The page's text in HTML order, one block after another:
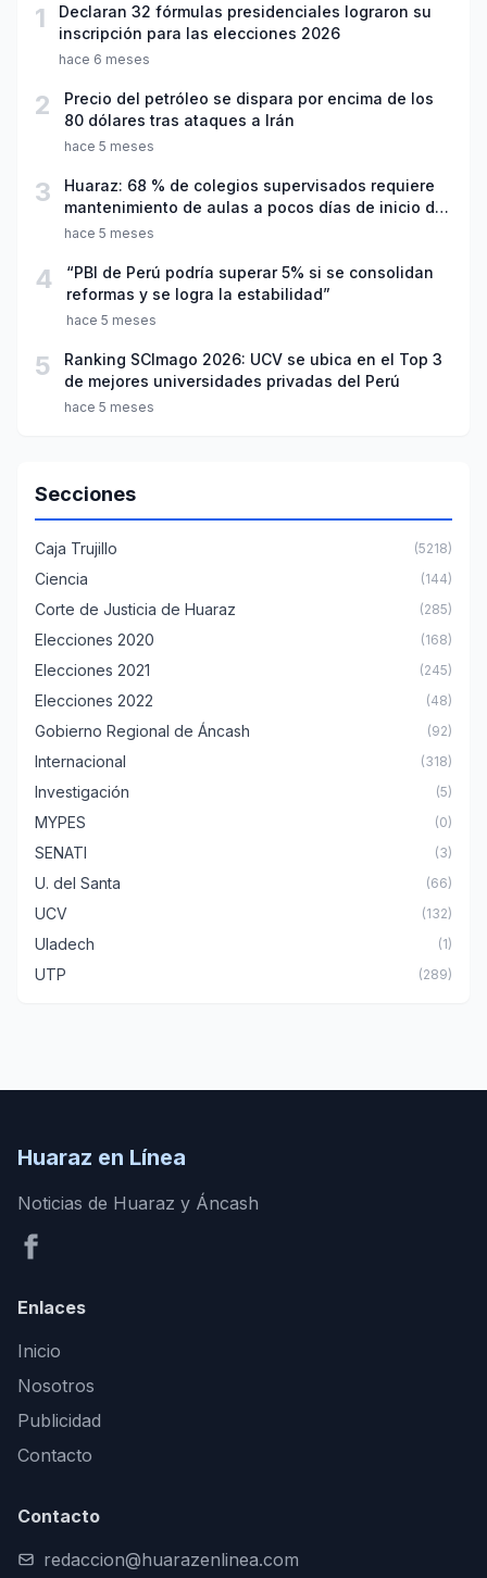
1
Declaran 32 fórmulas presidenciales lograron su
inscripción para las elecciones 2026
hace 6 meses
2
Precio del petróleo se dispara por encima de los
80 dólares tras ataques a Irán
hace 5 meses
3
Huaraz: 68 % de colegios supervisados requiere
mantenimiento de aulas a pocos días de inicio del
año escolar 2026
hace 5 meses
4
“PBI de Perú podría superar 5% si se consolidan
reformas y se logra la estabilidad”
hace 5 meses
5
Ranking SCImago 2026: UCV se ubica en el Top 3
de mejores universidades privadas del Perú
hace 5 meses
Secciones
Caja Trujillo (5218)
Ciencia (144)
Corte de Justicia de Huaraz (285)
Elecciones 2020 (168)
Elecciones 2021 (245)
Elecciones 2022 (48)
Gobierno Regional de Áncash (92)
Internacional (318)
Investigación (5)
MYPES (0)
SENATI (3)
U. del Santa (66)
UCV (132)
Uladech (1)
UTP (289)
Huaraz en Línea
Noticias de Huaraz y Áncash
Enlaces
Inicio
Nosotros
Publicidad
Contacto
Contacto
redaccion@huarazenlinea.com